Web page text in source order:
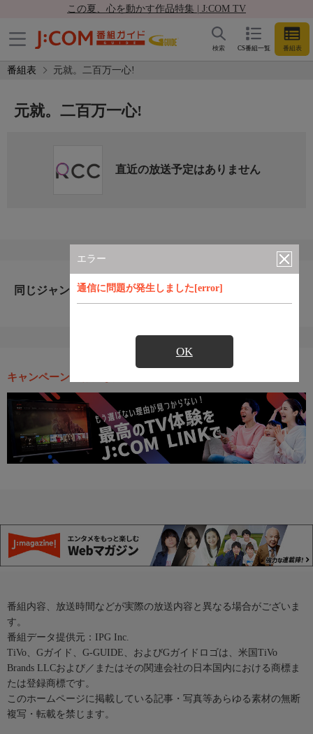
この夏、心を動かす作品特集 | J:COM TV
CS番組一覧 番組表
検索
番組表 元就。二百万一心!
エラー
通信に問題が発生しました[error]
OK
元就。二百万一心!
直近の放送予定はありません
同じジャンルのおすすめ番組
キャンペーン・お得な情報
番組内容、放送時間などが実際の放送内容と異なる場合がございま
す。
番組データ提供元：IPG Inc.
TiVo、Gガイド、G-GUIDE、およびGガイドロゴは、米国TiVo
Brands LLCおよび／またはその関連会社の日本国内における商標ま
たは登録商標です。
このホームページに掲載している記事・写真等あらゆる素材の無断
複写・転載を禁じます。